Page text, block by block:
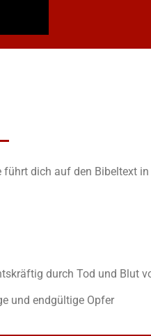
dich auf den Bibeltext
durch Tod und Blut
und endgültige Opfer